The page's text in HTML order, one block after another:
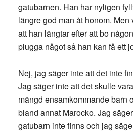
gatubarnen. Han har nyligen
längre god man åt honom. Men
att han längtar efter att bo
plugga något så han kan få ett
Nej, jag säger inte att det inte
Jag säger inte att det skulle
mängd ensamkommande barn
bland annat Marocko. Jag
gatubarn inte finns och jag